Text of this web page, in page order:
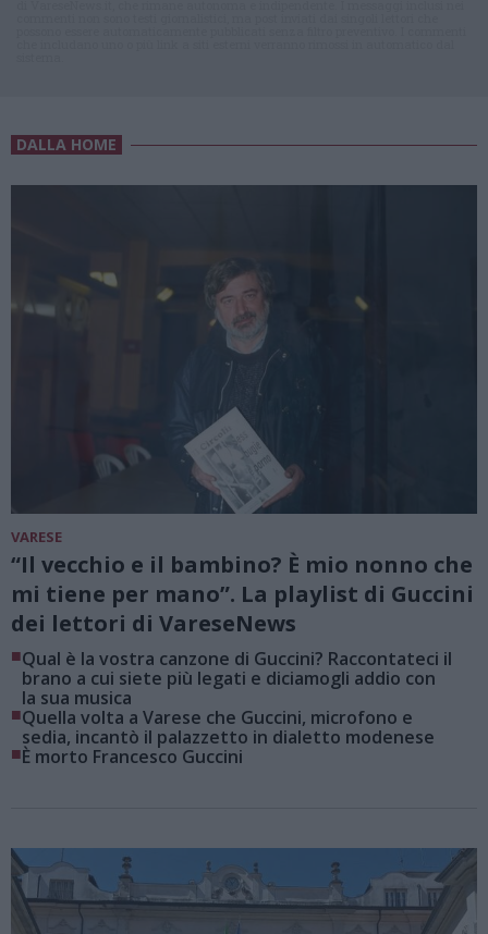
DALLA HOME
VARESE
“Il vecchio e il bambino? È mio nonno che
mi tiene per mano”. La playlist di Guccini
dei lettori di VareseNews
■Qual è la vostra canzone di Guccini? Raccontateci il
brano a cui siete più legati e diciamogli addio con
la sua musica
■Quella volta a Varese che Guccini, microfono e
sedia, incantò il palazzetto in dialetto modenese
■È morto Francesco Guccini